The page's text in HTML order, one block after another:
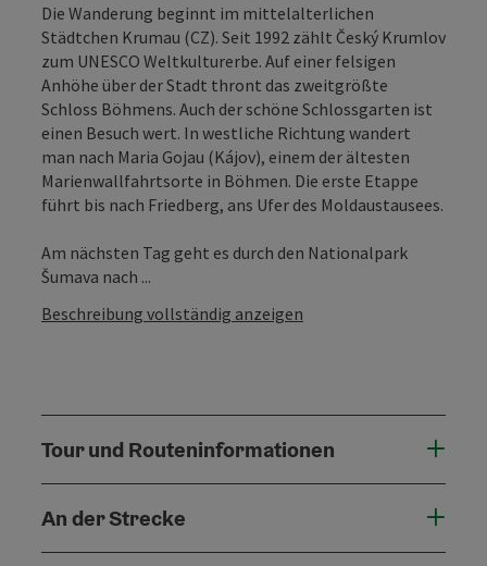
Die Wanderung beginnt im mittelalterlichen
Städtchen Krumau (CZ). Seit 1992 zählt Český Krumlov
zum UNESCO Weltkulturerbe. Auf einer felsigen
Anhöhe über der Stadt thront das zweitgrößte
Schloss Böhmens. Auch der schöne Schlossgarten ist
einen Besuch wert. In westliche Richtung wandert
man nach Maria Gojau (Kájov), einem der ältesten
Marienwallfahrtsorte in Böhmen. Die erste Etappe
führt bis nach Friedberg, ans Ufer des Moldaustausees.
Am nächsten Tag geht es durch den Nationalpark
Šumava nach ...
Beschreibung vollständig anzeigen
Tour und Routeninformationen
An der Strecke